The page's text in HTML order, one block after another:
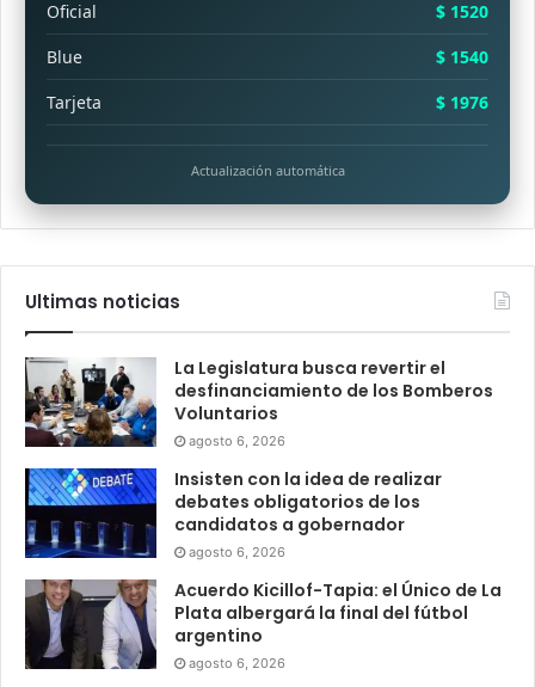
Oficial
$ 1520
Blue
$ 1540
Tarjeta
$ 1976
Actualización automática
Ultimas noticias
La Legislatura busca revertir el
desfinanciamiento de los Bomberos
Voluntarios
agosto 6, 2026
Insisten con la idea de realizar
debates obligatorios de los
candidatos a gobernador
agosto 6, 2026
Acuerdo Kicillof-Tapia: el Único de La
Plata albergará la final del fútbol
argentino
agosto 6, 2026